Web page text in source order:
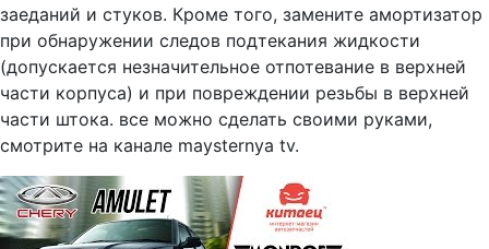
заеданий и стуков. Кроме того, замените амортизатор
при обнаружении следов подтекания жидкости
(допускается незначительное отпотевание в верхней
части корпуса) и при повреждении резьбы в верхней
части штока. все можно сделать своими руками,
смотрите на канале maysternya tv.